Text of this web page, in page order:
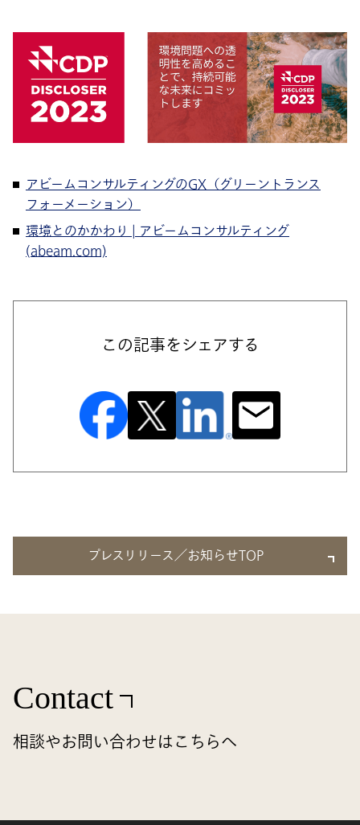
アビームコンサルティングのGX（グリーントランス
フォーメーション）
環境とのかかわり | アビームコンサルティング
(abeam.com)
この記事をシェアする
プレスリリース／お知らせTOP
Contact
相談やお問い合わせはこちらへ